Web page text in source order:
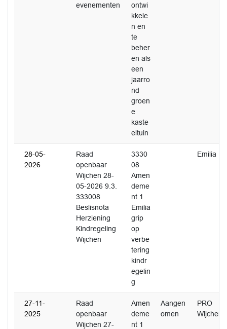
evenementen
ontwi
kkele
n en
te
beher
en als
een
jaarro
nd
groen
e
kaste
eltuin
28-05-
2026
Raad
openbaar
Wijchen 28-
05-2026 9.3.
333008
Beslisnota
Herziening
Kindregeling
Wijchen
3330
08
Amen
deme
nt 1
Emilia
grip
op
verbe
tering
kindr
egelin
g
Emilia
27-11-
2025
Raad
openbaar
Wijchen 27-
Amen
deme
nt 1
Aangen
omen
PRO
Wijchen